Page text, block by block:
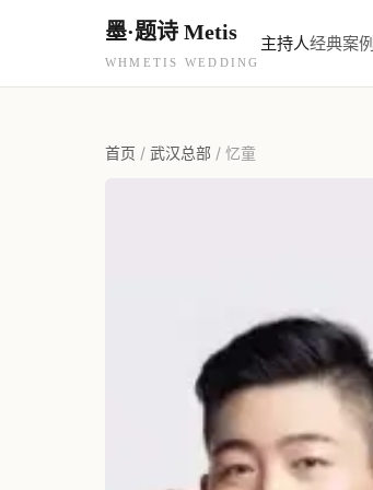
墨·题诗 Metis
WHMETIS WEDDING
主持人经典案例
首页 / 武汉总部 / 忆童